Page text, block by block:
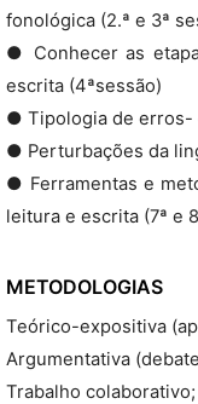
fonológica (2.ª e 3ª
● Conhecer as
escrita (4ªsessão)
● Tipologia de erros-
● Perturbações da
● Ferramentas e
leitura e escrita (7ª e
METODOLOGIAS
Teórico-expositiva
Argumentativa
Trabalho colaborativo;